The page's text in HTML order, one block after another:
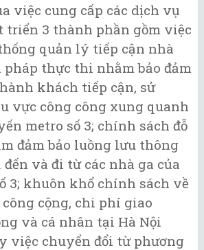
việc cung cấp các dịch vụ
triển 3 thành phần gồm việc
quản lý tiếp cận nhà
pháp thực thi nhằm bảo đảm
khách tiếp cận, sử
vực công công xung quanh
metro số 3; chính sách đỗ
đảm bảo luồng lưu thông
đến và đi từ các nhà ga của
3; khuôn khổ chính sách về
cộng, chi phí giao
và cá nhân tại Hà Nội
việc chuyển đổi từ phương